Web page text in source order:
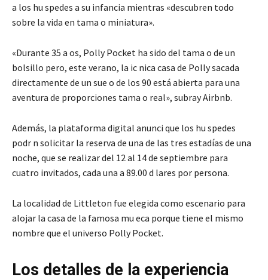
a los hu spedes a su infancia mientras «descubren todo
sobre la vida en tama o miniatura».
«Durante 35 a os, Polly Pocket ha sido del tama o de un
bolsillo pero, este verano, la ic nica casa de Polly sacada
directamente de un sue o de los 90 está abierta para una
aventura de proporciones tama o real», subray Airbnb.
Además, la plataforma digital anunci que los hu spedes
podr n solicitar la reserva de una de las tres estadías de una
noche, que se realizar del 12 al 14 de septiembre para
cuatro invitados, cada una a 89.00 d lares por persona.
La localidad de Littleton fue elegida como escenario para
alojar la casa de la famosa mu eca porque tiene el mismo
nombre que el universo Polly Pocket.
Los detalles de la experiencia